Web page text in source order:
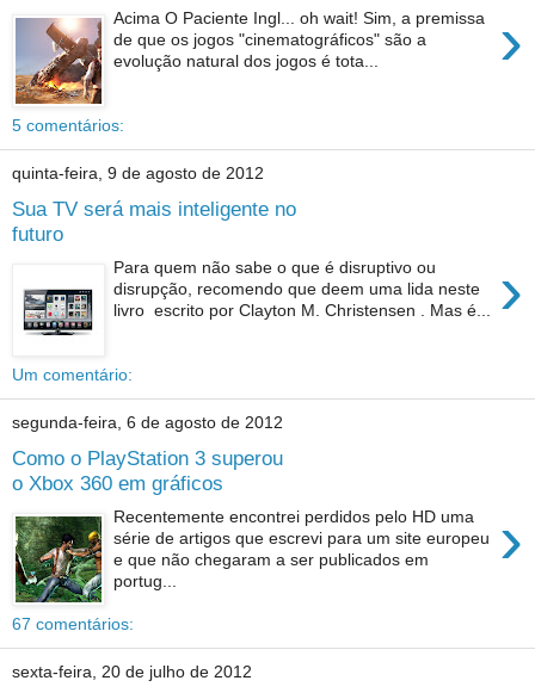
›
Acima O Paciente Ingl... oh wait! Sim, a premissa
de que os jogos "cinematográficos" são a
evolução natural dos jogos é tota...
5 comentários:
quinta-feira, 9 de agosto de 2012
Sua TV será mais inteligente no
futuro
›
Para quem não sabe o que é disruptivo ou
disrupção, recomendo que deem uma lida neste
livro escrito por Clayton M. Christensen . Mas é...
Um comentário:
segunda-feira, 6 de agosto de 2012
Como o PlayStation 3 superou
o Xbox 360 em gráficos
›
Recentemente encontrei perdidos pelo HD uma
série de artigos que escrevi para um site europeu
e que não chegaram a ser publicados em
portug...
67 comentários:
sexta-feira, 20 de julho de 2012